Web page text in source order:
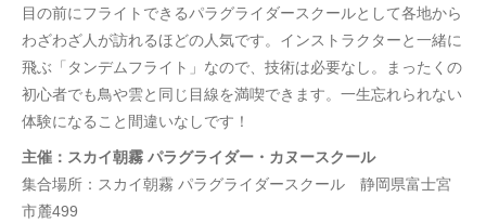
目の前にフライトできるパラグライダースクールとして各地から
わざわざ人が訪れるほどの人気です。インストラクターと一緒に
飛ぶ「タンデムフライト」なので、技術は必要なし。まったくの
初心者でも鳥や雲と同じ目線を満喫できます。一生忘れられない
体験になること間違いなしです！
主催：スカイ朝霧 パラグライダー・カヌースクール
集合場所：スカイ朝霧 パラグライダースクール 静岡県富士宮
市麓499